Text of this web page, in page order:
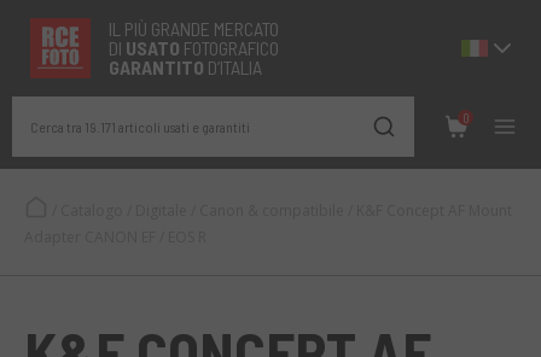
IL PIÙ GRANDE MERCATO
DI USATO FOTOGRAFICO
GARANTITO D’ITALIA
Cerca tra 19.171 articoli usati e garantiti
0